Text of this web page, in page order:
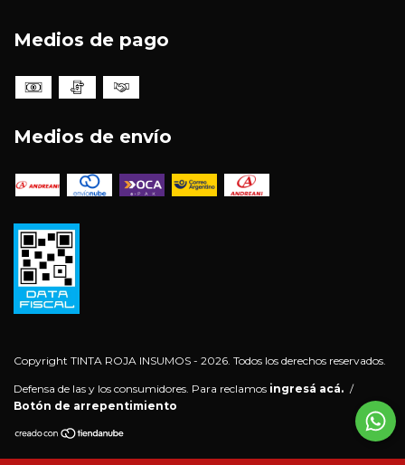
Medios de pago
Medios de envío
Copyright TINTA ROJA INSUMOS - 2026. Todos los derechos reservados.
Defensa de las y los consumidores. Para reclamos ingresá acá. /
Botón de arrepentimiento